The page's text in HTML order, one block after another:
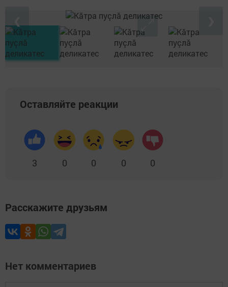
Оставляйте реакции
3 0 0 0 0
Расскажите друзьям
Нет комментариев